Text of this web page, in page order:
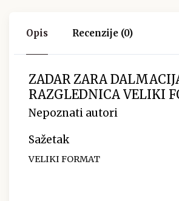
Opis Recenzije (0)
ZADAR ZARA
RAZGLEDNICA VELIKI
Nepoznati autori
Sažetak
VELIKI FORMAT